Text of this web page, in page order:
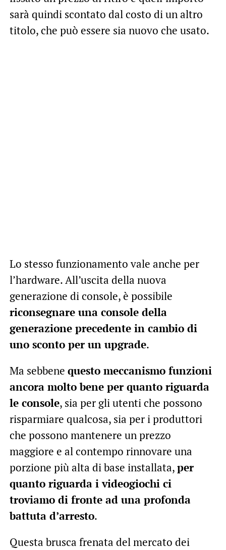
sarà quindi scontato dal costo di un altro
titolo, che può essere sia nuovo che usato.
Lo stesso funzionamento vale anche per
l’hardware. All’uscita della nuova
generazione di console, è possibile
riconsegnare una console della
generazione precedente in cambio di
uno sconto per un upgrade.
Ma sebbene questo meccanismo funzioni
ancora molto bene per quanto riguarda
le console, sia per gli utenti che possono
risparmiare qualcosa, sia per i produttori
che possono mantenere un prezzo
maggiore e al contempo rinnovare una
porzione più alta di base installata,per
quanto riguarda i videogiochi ci
troviamo di fronte ad una profonda
battuta d’arresto.
Questa brusca frenata del mercato dei